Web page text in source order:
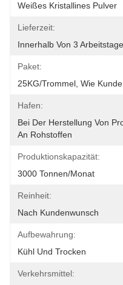
Weißes Kristallines Pulver
Lieferzeit:
Innerhalb Von 3
Paket:
25KG/Trommel, Wie
Hafen:
Bei Der Herstellung Von
An Rohstoffen
Produktionskapazität:
3000 Tonnen/Monat
Reinheit:
Nach Kundenwunsch
Aufbewahrung:
Kühl Und Trocken
Verkehrsmittel: